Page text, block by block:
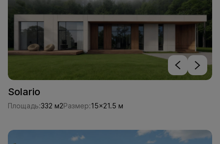
Solario
Площадь:332 м2Размер:15x21.5 м